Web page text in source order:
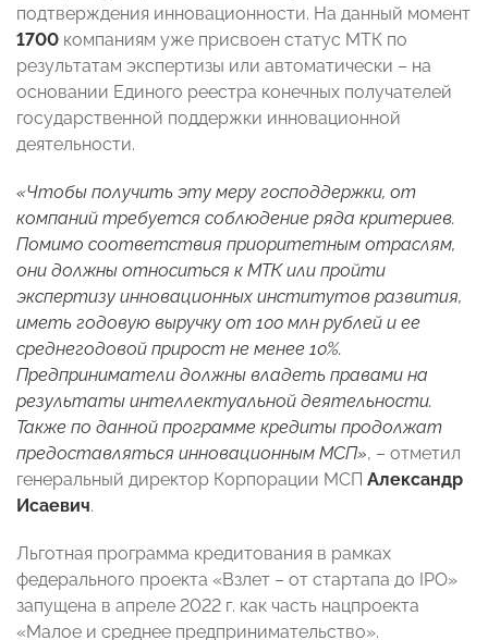
подтверждения инновационности. На данный момент
1700 компаниям уже присвоен статус МТК по
результатам экспертизы или автоматически – на
основании Единого реестра конечных получателей
государственной поддержки инновационной
деятельности.
«Чтобы получить эту меру господдержки, от
компаний требуется соблюдение ряда критериев.
Помимо соответствия приоритетным отраслям,
они должны относиться к МТК или пройти
экспертизу инновационных институтов развития,
иметь годовую выручку от 100 млн рублей и ее
среднегодовой прирост не менее 10%.
Предприниматели должны владеть правами на
результаты интеллектуальной деятельности.
Также по данной программе кредиты продолжат
предоставляться инновационным МСП», – отметил
генеральный директор Корпорации МСП Александр
Исаевич.
Льготная программа кредитования в рамках
федерального проекта «Взлет – от стартапа до IPO»
запущена в апреле 2022 г. как часть нацпроекта
«Малое и среднее предпринимательство».